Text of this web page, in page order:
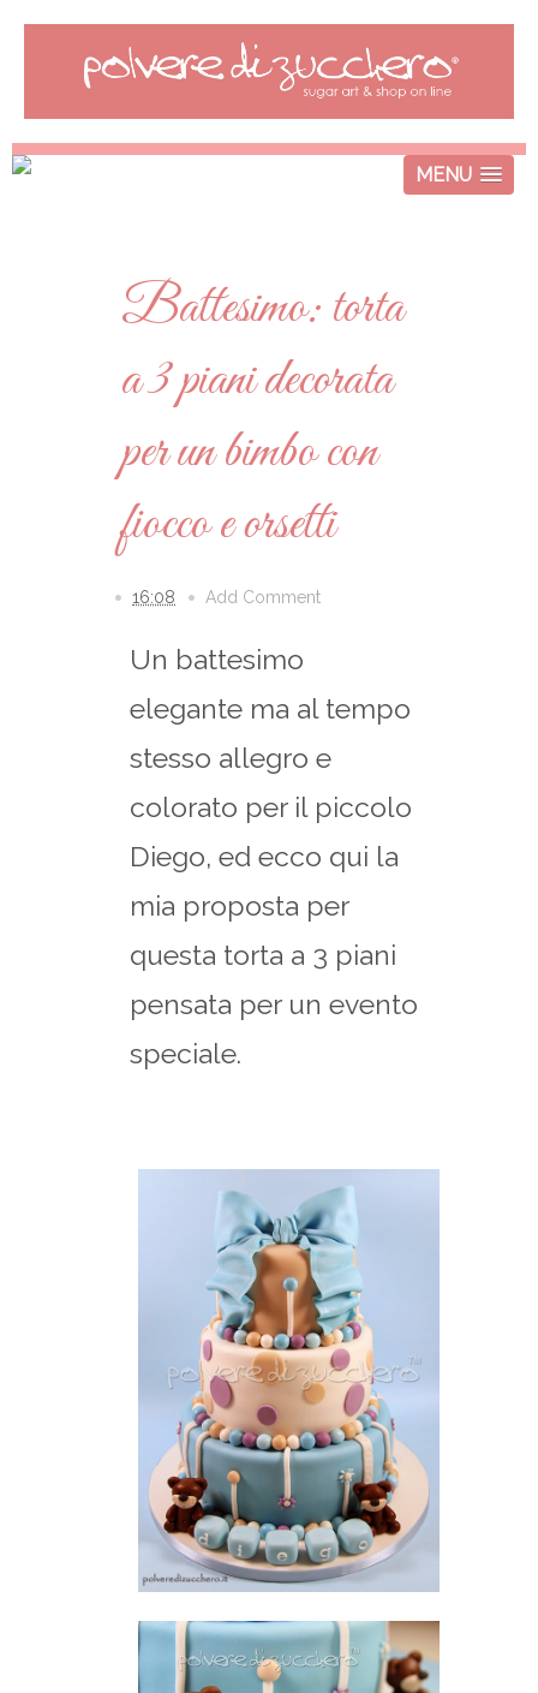
MENU
Battesimo: torta
a 3 piani decorata
per un bimbo con
fiocco e orsetti
16:08 Add Comment
Un battesimo
elegante ma al tempo
stesso allegro e
colorato per il piccolo
Diego, ed ecco qui la
mia proposta per
questa torta a 3 piani
pensata per un evento
speciale.